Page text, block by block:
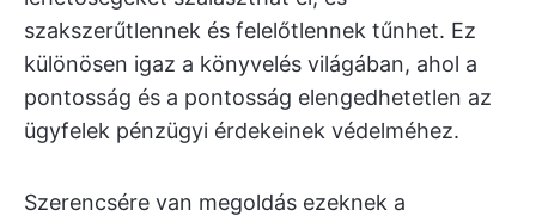
szakszerűtlennek és felelőtlennek tűnhet. Ez
különösen igaz a könyvelés világában, ahol a
pontosság és a pontosság elengedhetetlen az
ügyfelek pénzügyi érdekeinek védelméhez.
Szerencsére van megoldás ezeknek a